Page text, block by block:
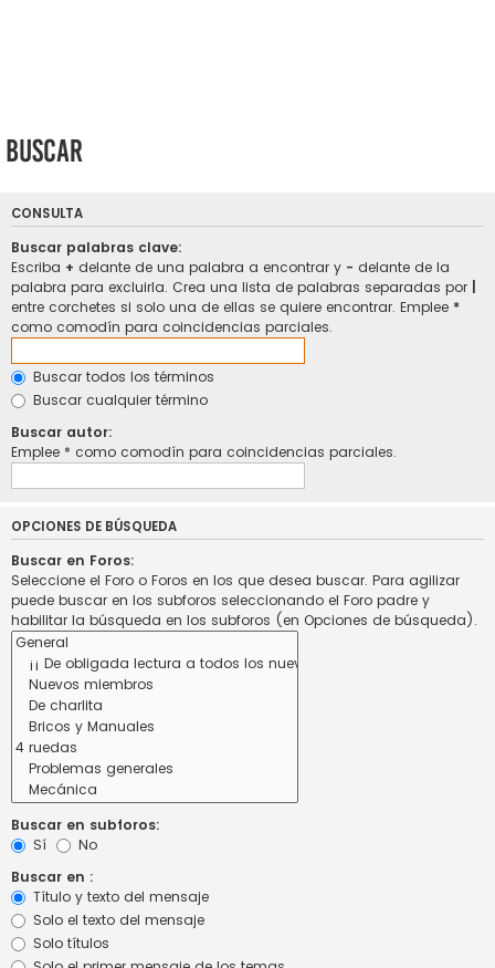
Buscar
CONSULTA
Buscar palabras clave:
Escriba + delante de una palabra a encontrar y - delante de la
palabra para excluirla. Crea una lista de palabras separadas por
entre corchetes si solo una de ellas se quiere encontrar. Emplee *
como comodín para coincidencias parciales.
Buscar todos los términos
Buscar cualquier término
Buscar autor:
Emplee * como comodín para coincidencias parciales.
OPCIONES DE BÚSQUEDA
Buscar en Foros:
Seleccione el Foro o Foros en los que desea buscar. Para agilizar
puede buscar en los subforos seleccionando el Foro padre y
habilitar la búsqueda en los subforos (en Opciones de búsqueda).
Buscar en subforos:
Sí
No
Buscar en :
Título y texto del mensaje
Solo el texto del mensaje
Solo títulos